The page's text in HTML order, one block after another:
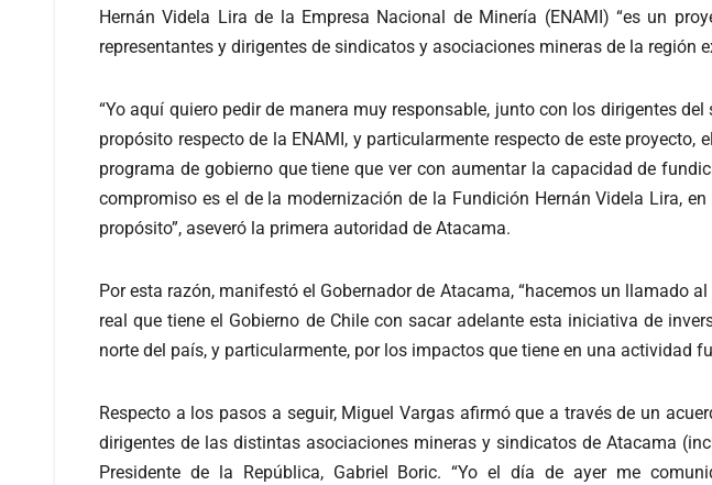
Hernán Videla Lira de la Empresa Nacional de Minería (ENAMI) “es un
representantes y dirigentes de sindicatos y asociaciones mineras de la región
“Yo aquí quiero pedir de manera muy responsable, junto con los dirigentes
propósito respecto de la ENAMI, y particularmente respecto de este
programa de gobierno que tiene que ver con aumentar la capacidad de
compromiso es el de la modernización de la Fundición Hernán Videla Lira,
propósito”, aseveró la primera autoridad de Atacama.
Por esta razón, manifestó el Gobernador de Atacama, “hacemos un llamado
real que tiene el Gobierno de Chile con sacar adelante esta iniciativa de
norte del país, y particularmente, por los impactos que tiene en una actividad
Respecto a los pasos a seguir, Miguel Vargas afirmó que a través de un
dirigentes de las distintas asociaciones mineras y sindicatos de Atacama
Presidente de la República, Gabriel Boric. “Yo el día de ayer me